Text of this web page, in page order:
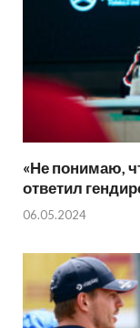
«Не понимаю,
ответил
06.05.2024